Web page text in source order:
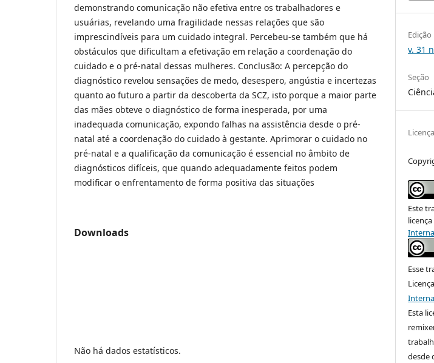
demonstrando comunicação não efetiva entre os trabalhadores e
usuárias, revelando uma fragilidade nessas relações que são
imprescindíveis para um cuidado integral. Percebeu-se também que há
obstáculos que dificultam a efetivação em relação a coordenação do
cuidado e o pré-natal dessas mulheres. Conclusão: A percepção do
diagnóstico revelou sensações de medo, desespero, angústia e incertezas
quanto ao futuro a partir da descoberta da SCZ, isto porque a maior parte
das mães obteve o diagnóstico de forma inesperada, por uma
inadequada comunicação, expondo falhas na assistência desde o pré-
natal até a coordenação do cuidado à gestante. Aprimorar o cuidado no
pré-natal e a qualificação da comunicação é essencial no âmbito de
diagnósticos difíceis, que quando adequadamente feitos podem
modificar o enfrentamento de forma positiva das situações
Downloads
Não há dados estatísticos.
Edição
v. 31
Seção
Licença
Este
licença
Esse
Esta
desde